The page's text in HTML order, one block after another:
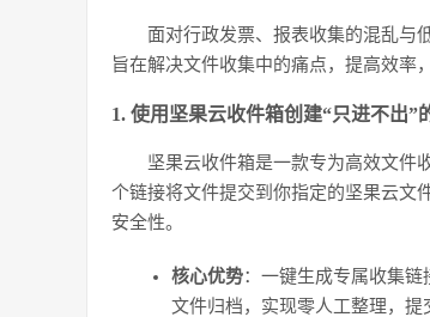
面对行政发票、报表收集的混乱与
旨在解决文件收集中的痛点，提高效率
1. 使用坚果云收件箱创建“只进不出”
坚果云收件箱是一款专为高效文件
个链接将文件提交到你指定的坚果云文
安全性。
核心优势：一键生成专属收集
文件归档，实现零人工整理，